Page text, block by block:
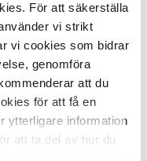
För att säkerställa
vi strikt
vi cookies som bidrar
genomföra
att du
för att få en
ytterligare information
att ta del av hur du
LÄGG I VARUKORG
2026
Elmstone
HPL-laminat